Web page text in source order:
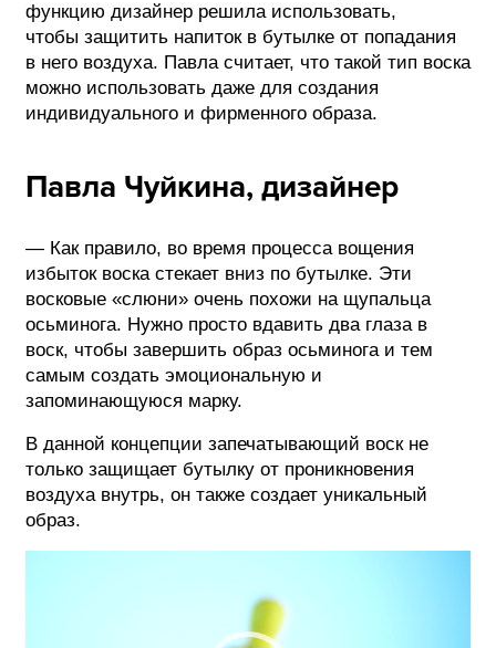
функцию дизайнер решила использовать,
чтобы защитить напиток в бутылке от попадания
в него воздуха. Павла считает, что такой тип воска
можно использовать даже для создания
индивидуального и фирменного образа.
Павла Чуйкина, дизайнер
— Как правило, во время процесса вощения
избыток воска стекает вниз по бутылке. Эти
восковые «слюни» очень похожи на щупальца
осьминога. Нужно просто вдавить два глаза в
воск, чтобы завершить образ осьминога и тем
самым создать эмоциональную и
запоминающуюся марку.
В данной концепции запечатывающий воск не
только защищает бутылку от проникновения
воздуха внутрь, он также создает уникальный
образ.